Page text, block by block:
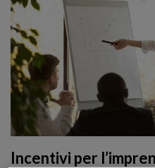
Incentivi per